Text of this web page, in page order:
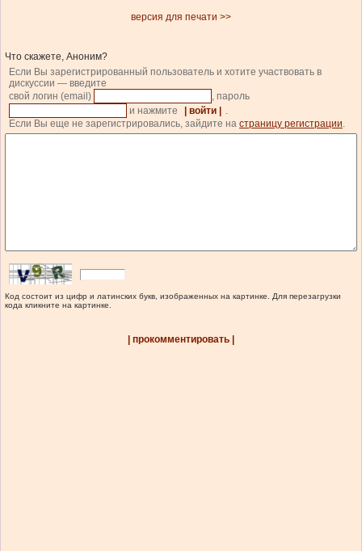
версия для печати >>
Что скажете, Аноним?
Если Вы зарегистрированный пользователь и хотите участвовать в
дискуссии — введите
свой логин (email)
, пароль
и нажмите
| войти |
.
Если Вы еще не зарегистрировались, зайдите на страницу регистрации.
Код состоит из цифр и латинских букв, изображенных на картинке. Для перезагрузки
кода кликните на картинке.
| прокомментировать |